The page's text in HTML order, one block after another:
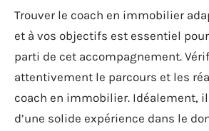
Trouver le coach en immobilier
et à vos objectifs est essentiel
parti de cet accompagnement.
attentivement le parcours et les
coach en immobilier. Idéalement,
d’une solide expérience dans le